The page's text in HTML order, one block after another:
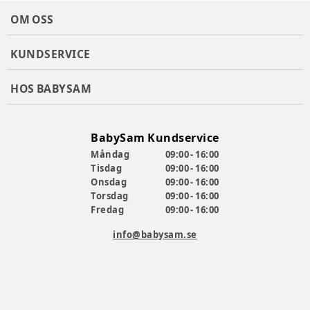
svängbara framhjulen eller lås dem på plats för att göra
skogspromenader enklare
Punkteringssäkra däck av robust gummi och en inre
skumkärna som hjälper till att jämna ut ojämnheter i
Flip Flop-vänlig broms med bromsindikatorer
Automatiskt lås håller vagnen hopfälld och lätt att
Barnvagn hopfälld (med sittdel och hjul) H: 90 x B: 40 x D:
Chassi hopfällt (med hjul) H: 84 x B: 27 x D: 57 cm.
Handtagshöjd 80–113 cm.
Ryggstödets längd 48 cm.
Fotstödets längd 23 cm.
OM OSS
KUNDSERVICE
HOS BABYSAM
BabySam Kundservice
Måndag
09:00 - 16:00
Tisdag
09:00 - 16:00
Onsdag
09:00 - 16:00
Torsdag
09:00 - 16:00
Fredag
09:00 - 16:00
info@babysam.se